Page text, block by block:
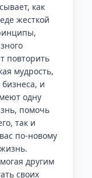
как
жесткой
повторить
мудрость,
и
одну
помочь
так и
по-новому
другим
своих